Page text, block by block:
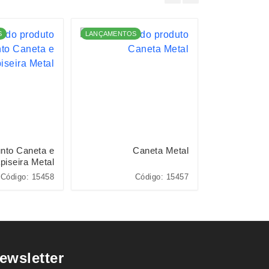
Caneta e
Metal
Código: 15458
LANÇAMENTOS
Caneta Metal
Código: 15457